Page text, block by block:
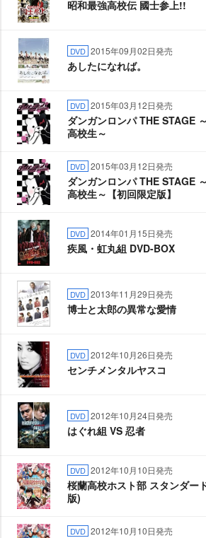
昭和最強高校伝 國士参上!!
DVD 2015年09月02日発売
あしたになれば。
DVD 2015年03月12日発売
ダンガンロンパ THE STAGE
高校生～
DVD 2015年03月12日発売
ダンガンロンパ THE STAGE
高校生～【初回限定版】
DVD 2014年01月15日発売
疾風・虹丸組 DVD-BOX
DVD 2013年11月29日発売
博士と太郎の異常な愛情
DVD 2012年10月26日発売
センチメンタルヤスコ
DVD 2012年10月24日発売
はぐれ組 VS 忍者
DVD 2012年10月10日発売
桜蘭高校ホスト部 スタンダー
版)
DVD 2012年10月10日発売